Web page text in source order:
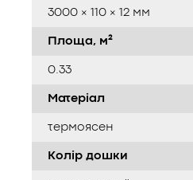
3000 × 110 × 12 мм
Площа, м²
0.33
Матеріал
термоясен
Колір дошки